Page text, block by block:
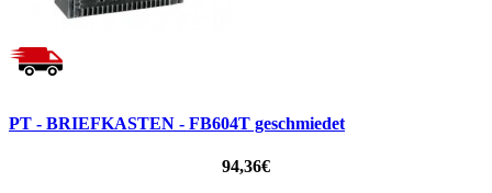
PT - BRIEFKASTEN - FB604T geschmiedet
94,36€